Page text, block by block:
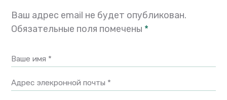
Ваш адрес email не будет опубликован.
Обязательные поля помечены *
Ваше имя *
Адрес элекронной почты *